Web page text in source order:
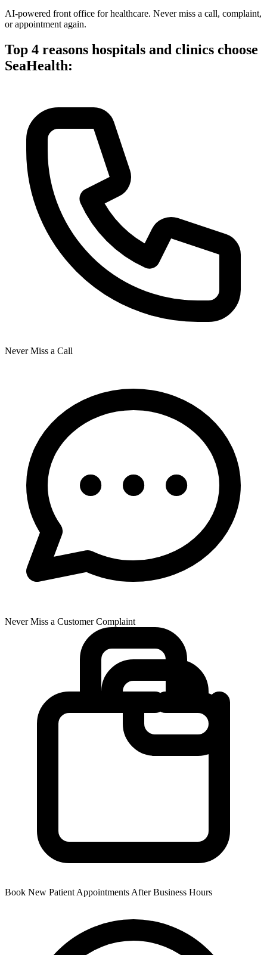
AI-powered front office for healthcare. Never miss a call, complaint,
or appointment again.
Top 4 reasons hospitals and clinics choose
SeaHealth:
Never Miss a Call
Never Miss a Customer Complaint
Book New Patient Appointments After Business Hours